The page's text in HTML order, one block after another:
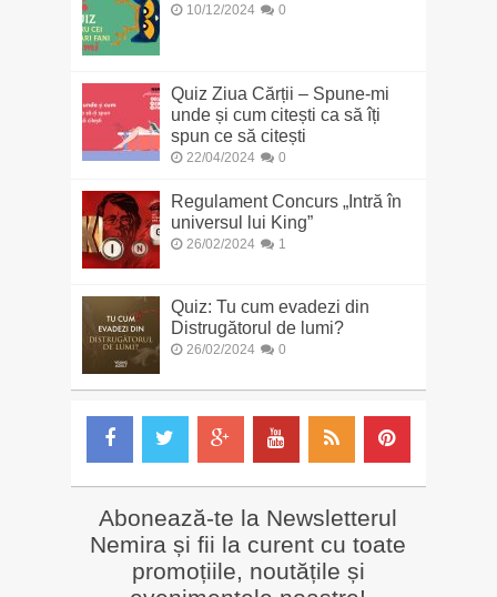
10/12/2024 0
Quiz Ziua Cărții – Spune-mi
unde și cum citești ca să îți
spun ce să citești
22/04/2024 0
Regulament Concurs „Intră în
universul lui King”
26/02/2024 1
Quiz: Tu cum evadezi din
Distrugătorul de lumi?
26/02/2024 0
Abonează-te la Newsletterul
Nemira și fii la curent cu toate
promoțiile, noutățile și